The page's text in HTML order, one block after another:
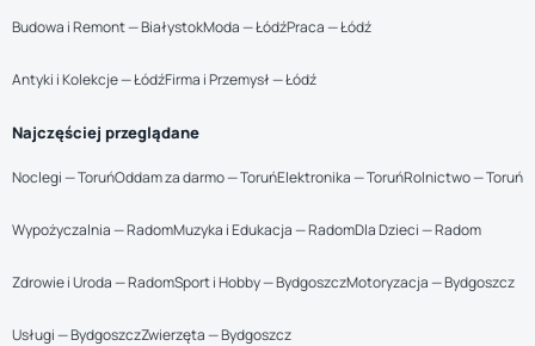
Budowa i Remont — BiałystokModa — ŁódźPraca — Łódź
Antyki i Kolekcje — ŁódźFirma i Przemysł — Łódź
Najczęściej przeglądane
Noclegi — ToruńOddam za darmo — ToruńElektronika — ToruńRolnictwo — Toruń
Wypożyczalnia — RadomMuzyka i Edukacja — RadomDla Dzieci — Radom
Zdrowie i Uroda — RadomSport i Hobby — BydgoszczMotoryzacja — Bydgoszcz
Usługi — BydgoszczZwierzęta — Bydgoszcz